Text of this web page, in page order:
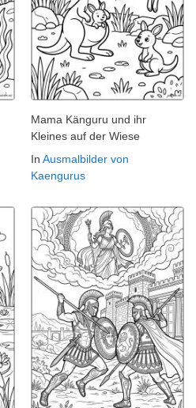
Mama Känguru und ihr
Kleines auf der Wiese
In Ausmalbilder von
Kaengurus